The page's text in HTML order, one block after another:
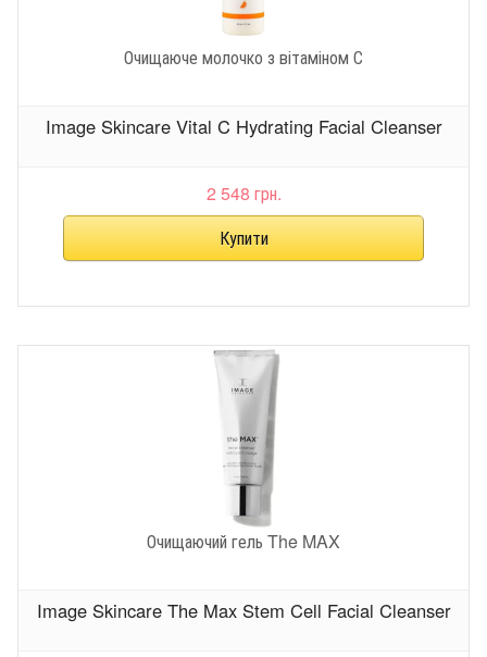
Очищаюче молочко з вітаміном С
Image Skincare Vital C Hydrating Facial Cleanser
2 548 грн.
Очищаючий гель The MAX
Image Skincare The Max Stem Cell Facial Cleanser